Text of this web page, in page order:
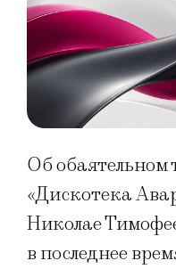
Об обаятельном
«Дискотека
Николае
в последнее